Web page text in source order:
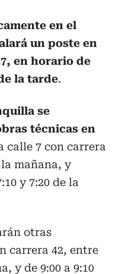
en el
un poste en
en horario de
la tarde.
se
técnicas en
calle 7 con carrera
la mañana, y
y 7:20 de la
otras
carrera 42, entre
y de 9:00 a 9:10